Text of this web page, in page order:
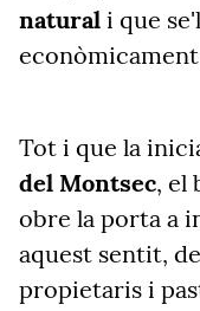
natural i que
Tot i que la
del Montsec, el
obre la porta a
aquest sentit,
propietaris i